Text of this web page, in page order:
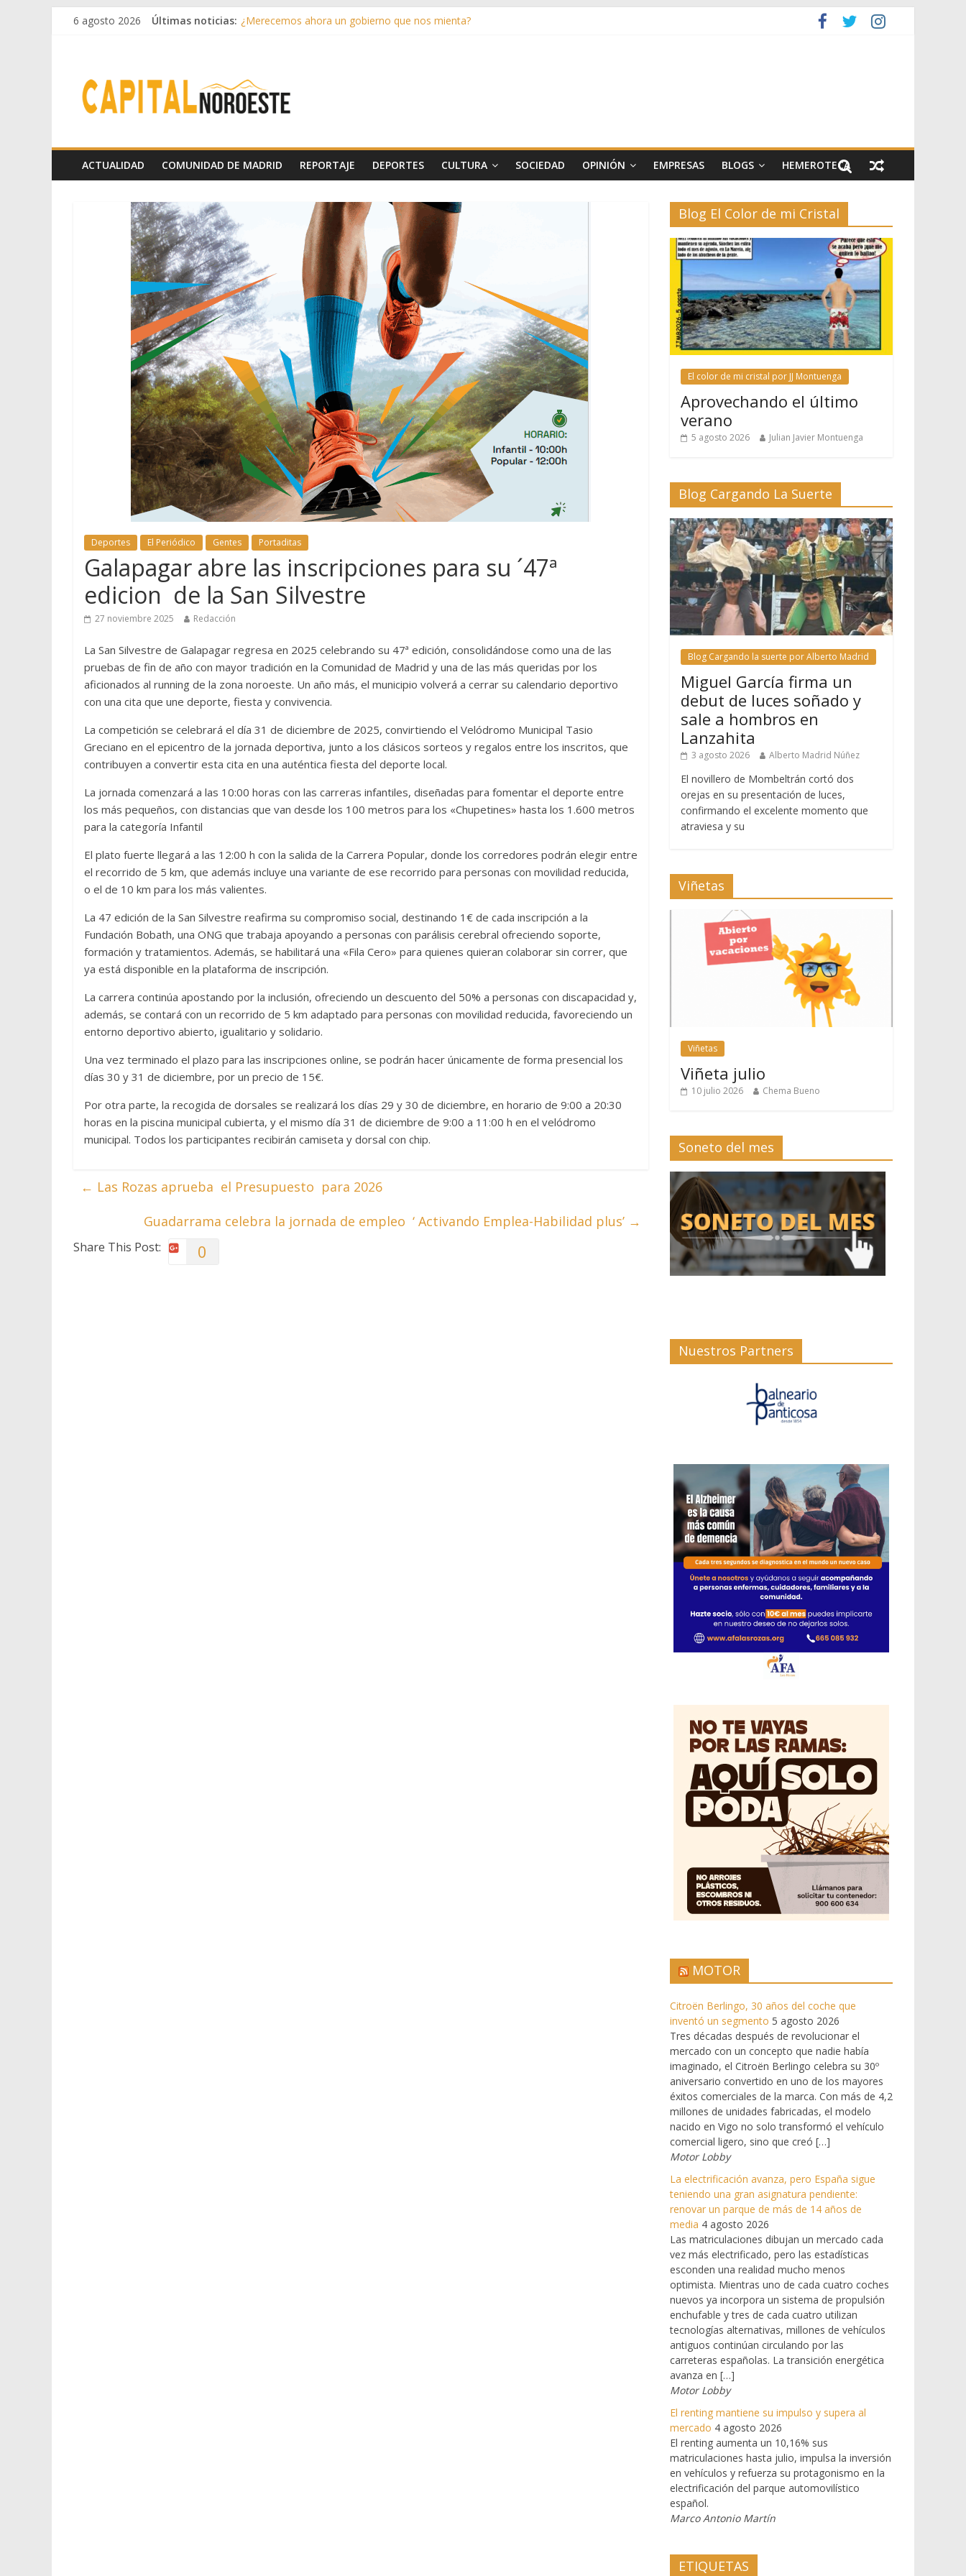
6 agosto 2026 Últimas noticias: ¿Merecemos ahora un gobierno que nos mienta?
Drama lírico
ACTUALIDAD COMUNIDAD DE MADRID REPORTAJE DEPORTES CULTURA SOCIEDAD OPINIÓN EMPRESAS BLOGS HEMEROTECA
Deportes El Periódico Gentes Portaditas
Galapagar abre las inscripciones para su ´47ª
edicion de la San Silvestre
27 noviembre 2025 Redacción
La San Silvestre de Galapagar regresa en 2025 celebrando su 47ª edición, consolidándose como una de las
pruebas de fin de año con mayor tradición en la Comunidad de Madrid y una de las más queridas por los
aficionados al running de la zona noroeste. Un año más, el municipio volverá a cerrar su calendario deportivo
con una cita que une deporte, fiesta y convivencia.
La competición se celebrará el día 31 de diciembre de 2025, convirtiendo el Velódromo Municipal Tasio
Greciano en el epicentro de la jornada deportiva, junto a los clásicos sorteos y regalos entre los inscritos, que
contribuyen a convertir esta cita en una auténtica fiesta del deporte local.
La jornada comenzará a las 10:00 horas con las carreras infantiles, diseñadas para fomentar el deporte entre
los más pequeños, con distancias que van desde los 100 metros para los «Chupetines» hasta los 1.600 metros
para la categoría Infantil
El plato fuerte llegará a las 12:00 h con la salida de la Carrera Popular, donde los corredores podrán elegir entre
el recorrido de 5 km, que además incluye una variante de ese recorrido para personas con movilidad reducida,
o el de 10 km para los más valientes.
La 47 edición de la San Silvestre reafirma su compromiso social, destinando 1€ de cada inscripción a la
Fundación Bobath, una ONG que trabaja apoyando a personas con parálisis cerebral ofreciendo soporte,
formación y tratamientos. Además, se habilitará una «Fila Cero» para quienes quieran colaborar sin correr, que
ya está disponible en la plataforma de inscripción.
La carrera continúa apostando por la inclusión, ofreciendo un descuento del 50% a personas con discapacidad y,
además, se contará con un recorrido de 5 km adaptado para personas con movilidad reducida, favoreciendo un
entorno deportivo abierto, igualitario y solidario.
Una vez terminado el plazo para las inscripciones online, se podrán hacer únicamente de forma presencial los
días 30 y 31 de diciembre, por un precio de 15€.
Por otra parte, la recogida de dorsales se realizará los días 29 y 30 de diciembre, en horario de 9:00 a 20:30
horas en la piscina municipal cubierta, y el mismo día 31 de diciembre de 9:00 a 11:00 h en el velódromo
municipal. Todos los participantes recibirán camiseta y dorsal con chip.
← Las Rozas aprueba el Presupuesto para 2026
Guadarrama celebra la jornada de empleo ‘ Activando Emplea-Habilidad plus’ →
Share This Post: 0
Blog El Color de mi Cristal
El color de mi cristal por JJ Montuenga
Aprovechando el último
verano
5 agosto 2026 Julian Javier Montuenga
Blog Cargando La Suerte
Blog Cargando la suerte por Alberto Madrid
Miguel García firma un
debut de luces soñado y
sale a hombros en
Lanzahita
3 agosto 2026 Alberto Madrid Núñez
El novillero de Mombeltrán cortó dos
orejas en su presentación de luces,
confirmando el excelente momento que
atraviesa y su
Viñetas
Viñetas
Viñeta julio
10 julio 2026 Chema Bueno
Soneto del mes
Nuestros Partners
MOTOR
Citroën Berlingo, 30 años del coche que
inventó un segmento 5 agosto 2026
Tres décadas después de revolucionar el
mercado con un concepto que nadie había
imaginado, el Citroën Berlingo celebra su 30º
aniversario convertido en uno de los mayores
éxitos comerciales de la marca. Con más de 4,2
millones de unidades fabricadas, el modelo
nacido en Vigo no solo transformó el vehículo
comercial ligero, sino que creó […]
Motor Lobby
La electrificación avanza, pero España sigue
teniendo una gran asignatura pendiente:
renovar un parque de más de 14 años de
media 4 agosto 2026
Las matriculaciones dibujan un mercado cada
vez más electrificado, pero las estadísticas
esconden una realidad mucho menos
optimista. Mientras uno de cada cuatro coches
nuevos ya incorpora un sistema de propulsión
enchufable y tres de cada cuatro utilizan
tecnologías alternativas, millones de vehículos
antiguos continúan circulando por las
carreteras españolas. La transición energética
avanza en […]
Motor Lobby
El renting mantiene su impulso y supera al
mercado 4 agosto 2026
El renting aumenta un 10,16% sus
matriculaciones hasta julio, impulsa la inversión
en vehículos y refuerza su protagonismo en la
electrificación del parque automovilístico
español.
Marco Antonio Martín
ETIQUETAS